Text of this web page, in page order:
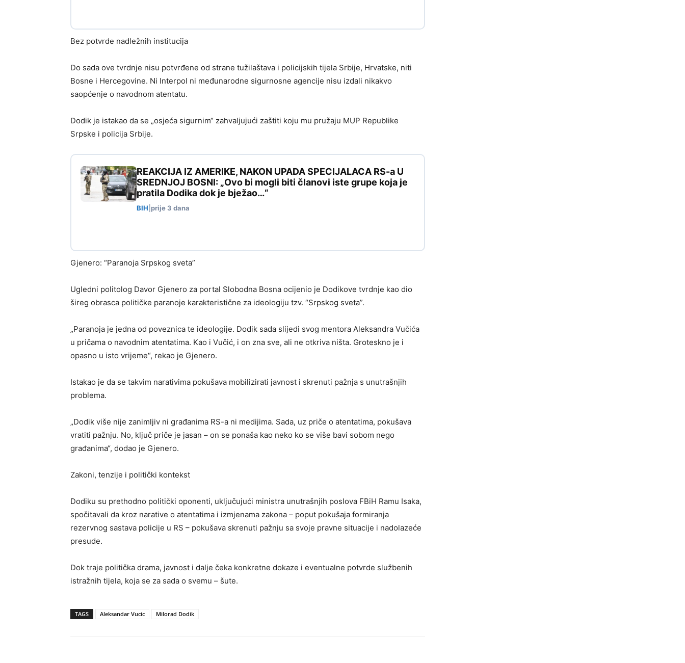
Bez potvrde nadležnih institucija
Do sada ove tvrdnje nisu potvrđene od strane tužilaštava i policijskih tijela Srbije, Hrvatske, niti
Bosne i Hercegovine. Ni Interpol ni međunarodne sigurnosne agencije nisu izdali nikakvo
saopćenje o navodnom atentatu.
Dodik je istakao da se „osjeća sigurnim“ zahvaljujući zaštiti koju mu pružaju MUP Republike
Srpske i policija Srbije.
REAKCIJA IZ AMERIKE, NAKON UPADA SPECIJALACA RS-a U
SREDNJOJ BOSNI: „Ovo bi mogli biti članovi iste grupe koja je
pratila Dodika dok je bježao…“
BIH prije 3 dana
Gjenero: “Paranoja Srpskog sveta”
Ugledni politolog Davor Gjenero za portal Slobodna Bosna ocijenio je Dodikove tvrdnje kao dio
šireg obrasca političke paranoje karakteristične za ideologiju tzv. “Srpskog sveta”.
„Paranoja je jedna od poveznica te ideologije. Dodik sada slijedi svog mentora Aleksandra Vučića
u pričama o navodnim atentatima. Kao i Vučić, i on zna sve, ali ne otkriva ništa. Groteskno je i
opasno u isto vrijeme“, rekao je Gjenero.
Istakao je da se takvim narativima pokušava mobilizirati javnost i skrenuti pažnja s unutrašnjih
problema.
„Dodik više nije zanimljiv ni građanima RS-a ni medijima. Sada, uz priče o atentatima, pokušava
vratiti pažnju. No, ključ priče je jasan – on se ponaša kao neko ko se više bavi sobom nego
građanima“, dodao je Gjenero.
Zakoni, tenzije i politički kontekst
Dodiku su prethodno politički oponenti, uključujući ministra unutrašnjih poslova FBiH Ramu Isaka,
spočitavali da kroz narative o atentatima i izmjenama zakona – poput pokušaja formiranja
rezervnog sastava policije u RS – pokušava skrenuti pažnju sa svoje pravne situacije i nadolazeće
presude.
Dok traje politička drama, javnost i dalje čeka konkretne dokaze i eventualne potvrde službenih
istražnih tijela, koja se za sada o svemu – šute.
TAGS Aleksandar Vucic Milorad Dodik